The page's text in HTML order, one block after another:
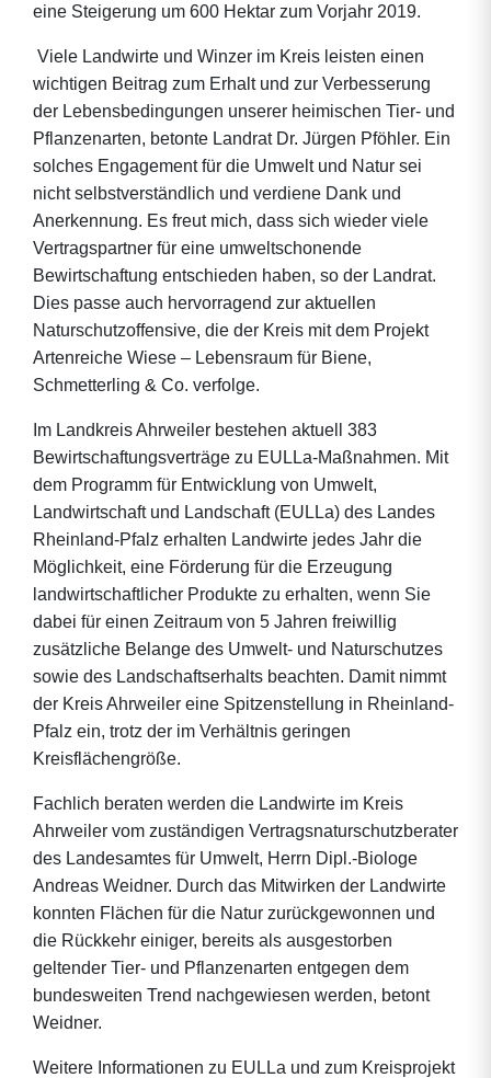
eine Steigerung um 600 Hektar zum Vorjahr 2019.
Viele Landwirte und Winzer im Kreis leisten einen
wichtigen Beitrag zum Erhalt und zur Verbesserung
der Lebensbedingungen unserer heimischen Tier- und
Pflanzenarten, betonte Landrat Dr. Jürgen Pföhler. Ein
solches Engagement für die Umwelt und Natur sei
nicht selbstverständlich und verdiene Dank und
Anerkennung. Es freut mich, dass sich wieder viele
Vertragspartner für eine umweltschonende
Bewirtschaftung entschieden haben, so der Landrat.
Dies passe auch hervorragend zur aktuellen
Naturschutzoffensive, die der Kreis mit dem Projekt
Artenreiche Wiese – Lebensraum für Biene,
Schmetterling & Co. verfolge.
Im Landkreis Ahrweiler bestehen aktuell 383
Bewirtschaftungsverträge zu EULLa-Maßnahmen. Mit
dem Programm für Entwicklung von Umwelt,
Landwirtschaft und Landschaft (EULLa) des Landes
Rheinland-Pfalz erhalten Landwirte jedes Jahr die
Möglichkeit, eine Förderung für die Erzeugung
landwirtschaftlicher Produkte zu erhalten, wenn Sie
dabei für einen Zeitraum von 5 Jahren freiwillig
zusätzliche Belange des Umwelt- und Naturschutzes
sowie des Landschaftserhalts beachten. Damit nimmt
der Kreis Ahrweiler eine Spitzenstellung in Rheinland-
Pfalz ein, trotz der im Verhältnis geringen
Kreisflächengröße.
Fachlich beraten werden die Landwirte im Kreis
Ahrweiler vom zuständigen Vertragsnaturschutzberater
des Landesamtes für Umwelt, Herrn Dipl.-Biologe
Andreas Weidner. Durch das Mitwirken der Landwirte
konnten Flächen für die Natur zurückgewonnen und
die Rückkehr einiger, bereits als ausgestorben
geltender Tier- und Pflanzenarten entgegen dem
bundesweiten Trend nachgewiesen werden, betont
Weidner.
Weitere Informationen zu EULLa und zum Kreisprojekt